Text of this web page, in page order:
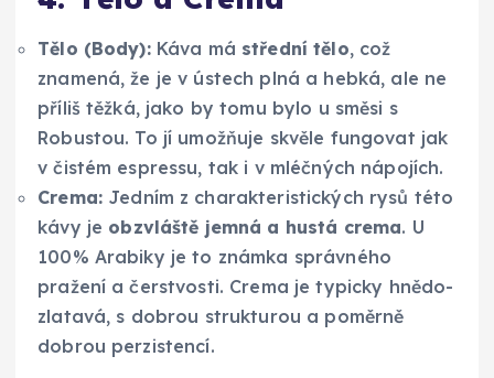
Tělo (Body):Káva má střední tělo, což
znamená, že je v ústech plná a hebká, ale ne
příliš těžká, jako by tomu bylo u směsi s
Robustou. To jí umožňuje skvěle fungovat jak
v čistém espressu, tak i v mléčných nápojích.
Crema:Jedním z charakteristických rysů této
kávy je obzvláště jemná a hustá crema. U
100% Arabiky je to známka správného
pražení a čerstvosti. Crema je typicky hnědo-
zlatavá, s dobrou strukturou a poměrně
dobrou perzistencí.